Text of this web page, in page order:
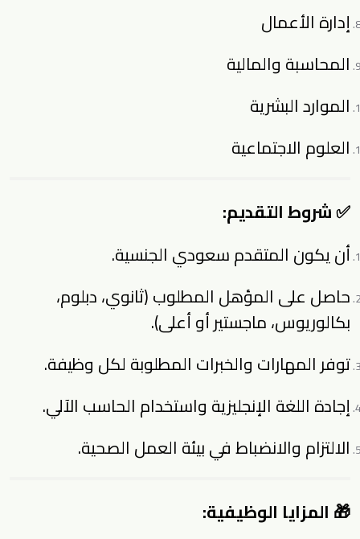
إدارة الأعمال
المحاسبة والمالية
الموارد البشرية
العلوم الاجتماعية
✅ شروط التقديم:
أن يكون المتقدم سعودي الجنسية.
حاصل على المؤهل المطلوب (ثانوي، دبلوم،
بكالوريوس، ماجستير أو أعلى).
توفر المهارات والخبرات المطلوبة لكل وظيفة.
إجادة اللغة الإنجليزية واستخدام الحاسب الآلي.
الالتزام والانضباط في بيئة العمل الصحية.
🎁 المزايا الوظيفية: